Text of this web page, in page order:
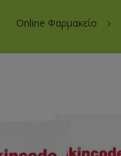
Online Φαρμακείο